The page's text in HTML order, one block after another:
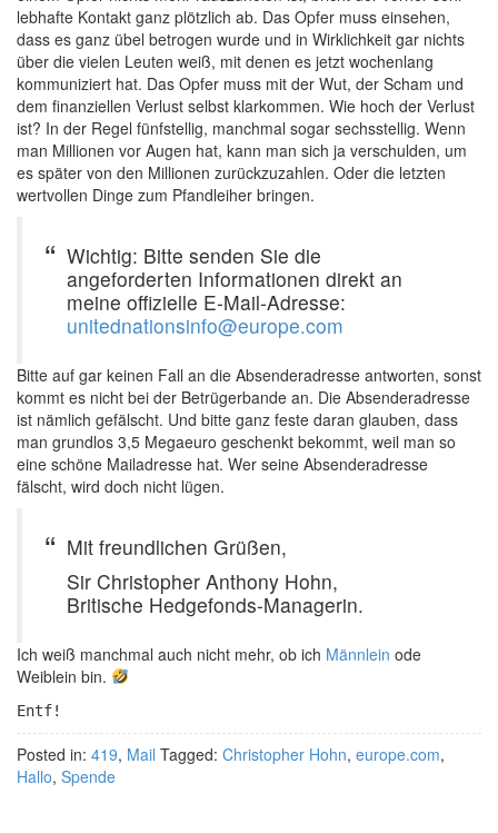
lebhafte Kontakt ganz plötzlich ab. Das Opfer muss einsehen,
dass es ganz übel betrogen wurde und in Wirklichkeit gar nichts
über die vielen Leuten weiß, mit denen es jetzt wochenlang
kommuniziert hat. Das Opfer muss mit der Wut, der Scham und
dem finanziellen Verlust selbst klarkommen. Wie hoch der Verlust
ist? In der Regel fünfstellig, manchmal sogar sechsstellig. Wenn
man Millionen vor Augen hat, kann man sich ja verschulden, um
es später von den Millionen zurückzuzahlen. Oder die letzten
wertvollen Dinge zum Pfandleiher bringen.
Wichtig: Bitte senden Sie die
angeforderten Informationen direkt an
meine offizielle E-Mail-Adresse:
unitednationsinfo@europe.com
Bitte auf gar keinen Fall an die Absenderadresse antworten, sonst
kommt es nicht bei der Betrügerbande an. Die Absenderadresse
ist nämlich gefälscht. Und bitte ganz feste daran glauben, dass
man grundlos 3,5 Megaeuro geschenkt bekommt, weil man so
eine schöne Mailadresse hat. Wer seine Absenderadresse
fälscht, wird doch nicht lügen.
Mit freundlichen Grüßen,
Sir Christopher Anthony Hohn,
Britische Hedgefonds-Managerin.
Ich weiß manchmal auch nicht mehr, ob ich Männlein ode
Weiblein bin.
Entf!
Posted in: 419, Mail Tagged: Christopher Hohn, europe.com,
Hallo, Spende